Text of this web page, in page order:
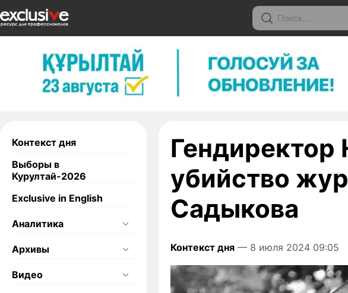
Контекст дня
Выборы в
Курултай-2026
Exclusive in English
Аналитика
Архивы
Видео
убийство
Садыкова
Контекст дня — 8 июля 2024 09:05